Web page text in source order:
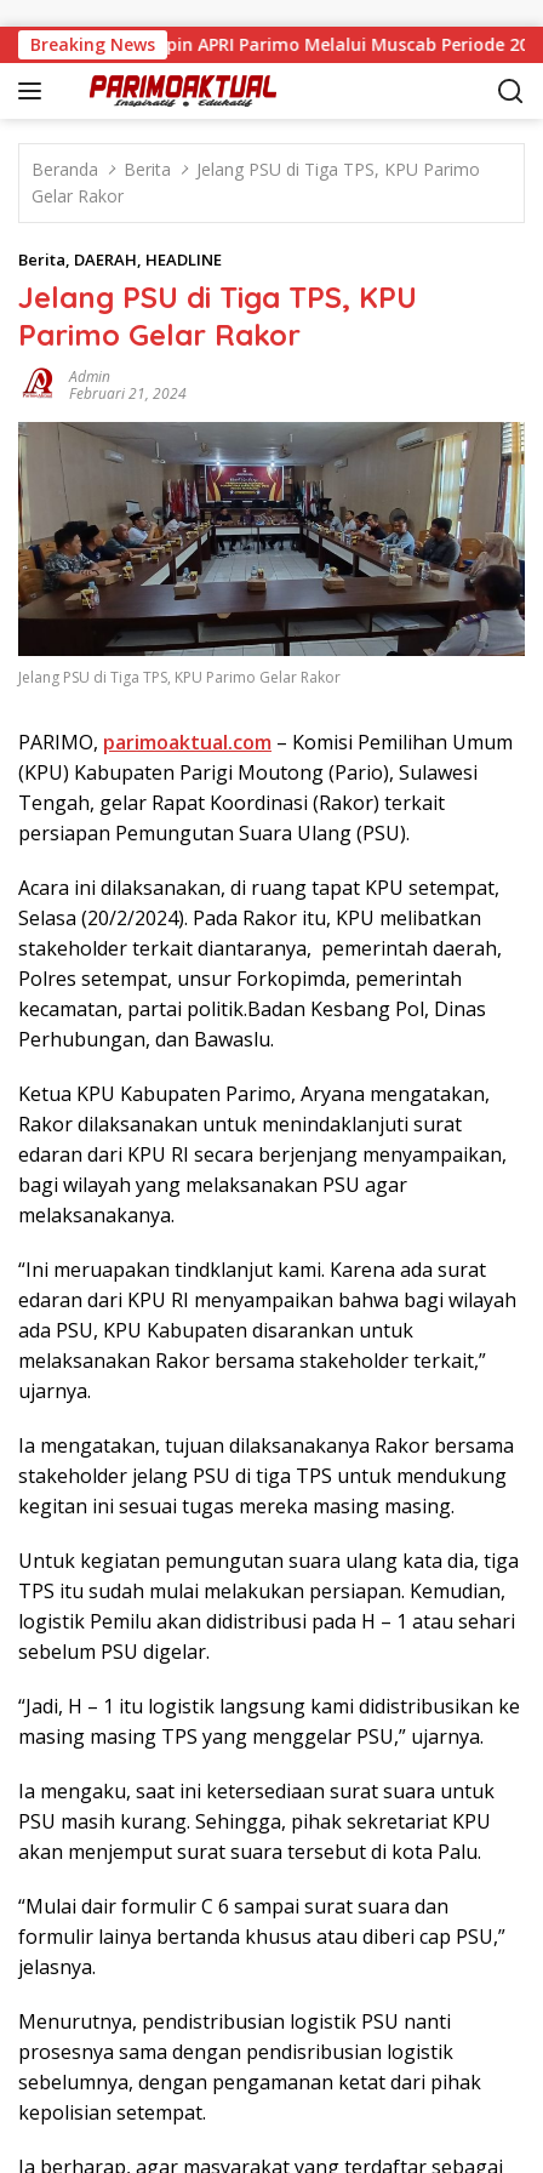
Breaking News
Resmi Pimpin APRI Parimo Melalui Muscab Periode
Beranda Berita
Jelang PSU di Tiga TPS, KPU Parimo
Gelar Rakor
Berita, DAERAH, HEADLINE
Jelang PSU di Tiga TPS, KPU
Parimo Gelar Rakor
Admin
Februari 21, 2024
Jelang PSU di Tiga TPS, KPU Parimo Gelar Rakor
PARIMO, parimoaktual.com – Komisi Pemilihan Umum
(KPU) Kabupaten Parigi Moutong (Pario), Sulawesi
Tengah, gelar Rapat Koordinasi (Rakor) terkait
persiapan Pemungutan Suara Ulang (PSU).
Acara ini dilaksanakan, di ruang tapat KPU setempat,
Selasa (20/2/2024). Pada Rakor itu, KPU melibatkan
stakeholder terkait diantaranya, pemerintah daerah,
Polres setempat, unsur Forkopimda, pemerintah
kecamatan, partai politik.Badan Kesbang Pol, Dinas
Perhubungan, dan Bawaslu.
Ketua KPU Kabupaten Parimo, Aryana mengatakan,
Rakor dilaksanakan untuk menindaklanjuti surat
edaran dari KPU RI secara berjenjang menyampaikan,
bagi wilayah yang melaksanakan PSU agar
melaksanakanya.
“Ini meruapakan tindklanjut kami. Karena ada surat
edaran dari KPU RI menyampaikan bahwa bagi wilayah
ada PSU, KPU Kabupaten disarankan untuk
melaksanakan Rakor bersama stakeholder terkait,”
ujarnya.
Ia mengatakan, tujuan dilaksanakanya Rakor bersama
stakeholder jelang PSU di tiga TPS untuk mendukung
kegitan ini sesuai tugas mereka masing masing.
Untuk kegiatan pemungutan suara ulang kata dia, tiga
TPS itu sudah mulai melakukan persiapan. Kemudian,
logistik Pemilu akan didistribusi pada H – 1 atau sehari
sebelum PSU digelar.
“Jadi, H – 1 itu logistik langsung kami didistribusikan ke
masing masing TPS yang menggelar PSU,” ujarnya.
Ia mengaku, saat ini ketersediaan surat suara untuk
PSU masih kurang. Sehingga, pihak sekretariat KPU
akan menjemput surat suara tersebut di kota Palu.
“Mulai dair formulir C 6 sampai surat suara dan
formulir lainya bertanda khusus atau diberi cap PSU,”
jelasnya.
Menurutnya, pendistribusian logistik PSU nanti
prosesnya sama dengan pendisribusian logistik
sebelumnya, dengan pengamanan ketat dari pihak
kepolisian setempat.
Ia berharap, agar masyarakat yang terdaftar sebagai